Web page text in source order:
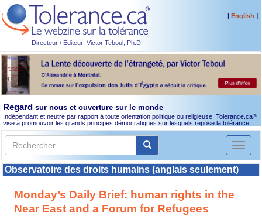
Directeur / Éditeur: Victor Teboul, Ph.D.
[English ]
Regard sur nous et ouverture sur le monde
Indépendant et neutre par rapport à toute orientation politique ou religieuse, Tolerance.ca®
vise à promouvoir les grands principes démocratiques sur lesquels repose la tolérance.
Toggle
Observatoire des droits humains (anglais seulement)
Monday’s Daily Brief: human rights in the
Near East and a Forum for Refugees